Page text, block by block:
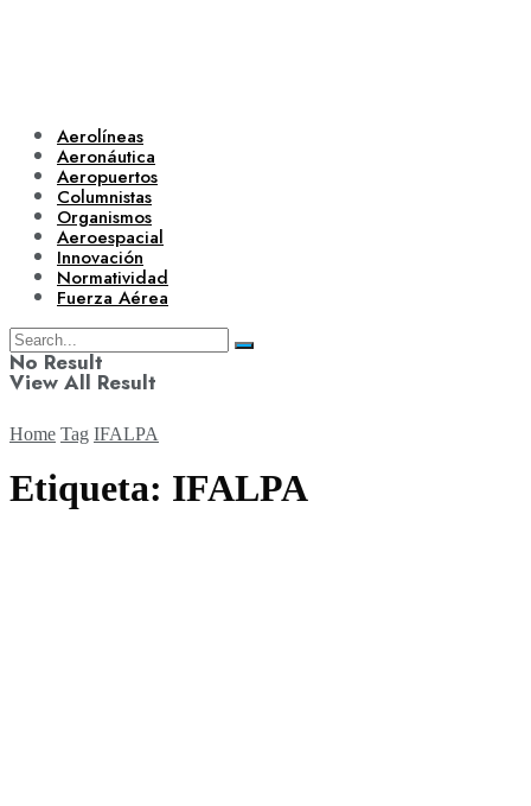
Aerolíneas
Aeronáutica
Aeropuertos
Columnistas
Organismos
Aeroespacial
Innovación
Normatividad
Fuerza Aérea
No Result
View All Result
Home Tag IFALPA
Etiqueta: IFALPA